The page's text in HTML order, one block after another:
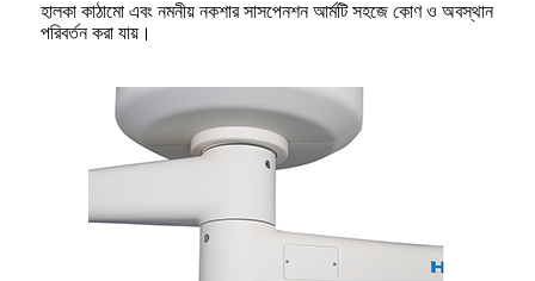
হালকা কাঠামো এবং নমনীয় নকশার সাসপেনশন আর্মটি সহজে কোণ ও অবস্থান
পরিবর্তন করা যায়।